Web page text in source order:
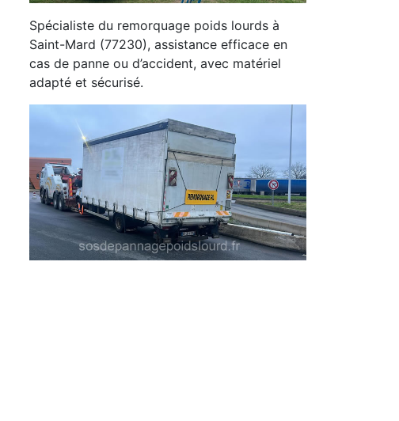
Spécialiste du remorquage poids lourds à
Saint-Mard (77230), assistance efficace en
cas de panne ou d’accident, avec matériel
adapté et sécurisé.